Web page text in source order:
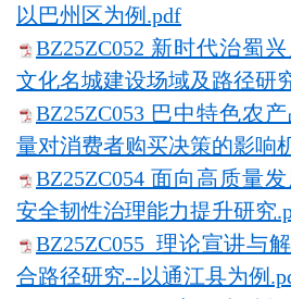
以巴州区为例.pdf
BZ25ZC052 新时代治蜀
文化名城建设场域及路径研
BZ25ZC053 巴中特色农
量对消费者购买决策的影响
BZ25ZC054 面向高质量
安全韧性治理能力提升研究
BZ25ZC055 理论宣讲与
合路径研究--以通江县为例